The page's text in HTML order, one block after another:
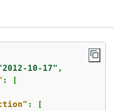
10-17" ,
: [
: [